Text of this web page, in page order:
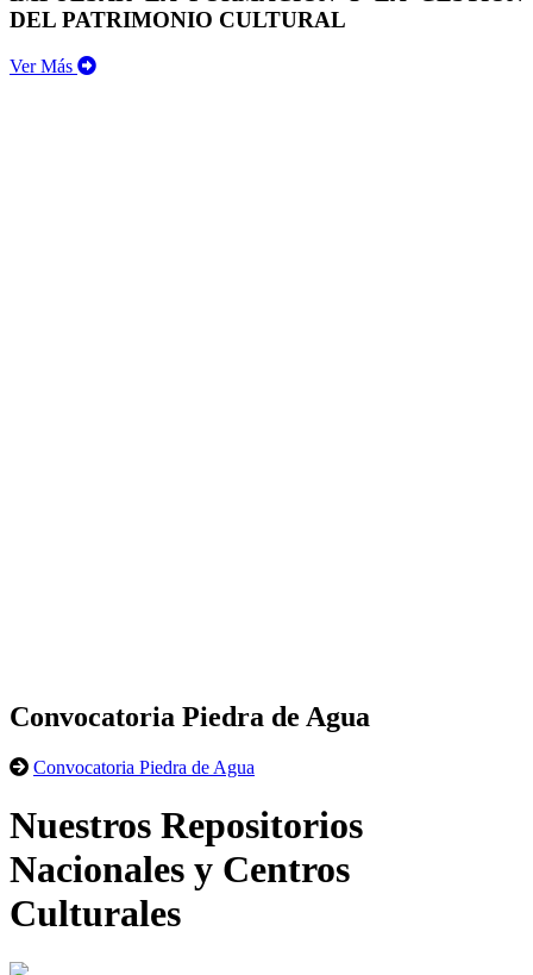
DEL PATRIMONIO CULTURAL
Ver Más
Convocatoria Piedra de Agua
Convocatoria Piedra de Agua
Nuestros Repositorios
Nacionales y Centros
Culturales